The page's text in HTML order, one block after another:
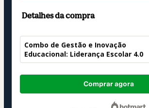
Detalhes da compra
Combo de Gestão e Inovação
Educacional: Liderança Escolar 4.0
Total
Comprar agora